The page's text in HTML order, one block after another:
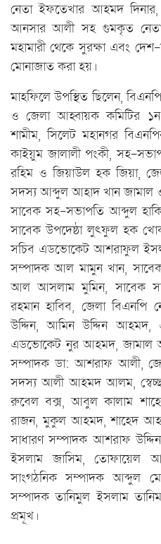
নেতা ইফতেখার আহমদ
আনসার আলী সহ গুমকৃত
মহামারী থেকে সুরক্ষা এবং
মোনাজাত করা হয়।
মাহফিলে উপস্থিত ছিলেন,
ও জেলা আহ্বায়ক কমিটির
শামীম, সিলেট মহানগর
কাইয়ুম জালালী পংকী, সহ-
রহিম ও জিয়াউল হক জিয়া,
সদস্য আব্দুল আহাদ খান জামাল
সাবেক সহ-সভাপতি আব্দুল
সাবেক উপদেষ্ঠা লুৎফুল হক
সচিব এডভোকেট আশরাফুল
সম্পাদক আল মামুন খান,
আল আসলাম মুমিন, সাবেক
রহমান হাবিব, জেলা বিএনপি
উদ্দিন, আমিন উদ্দিন
এডভোকেট নুর আহমদ, জামাল
সম্পাদক ডা: আশরাফ আলী,
সদস্য আলী আহমদ আলম,
রুবেল বক্স, আবুল কালাম
রাজন, মুকুল আহমদ, শাহেদ
সাধারণ সম্পাদক আশরাফ
ইসলাম জাসিম, তোফায়েল
সাংগঠনিক সম্পাদক আব্দুল
সম্পাদক তানিমুল ইসলাম
প্রমূখ।